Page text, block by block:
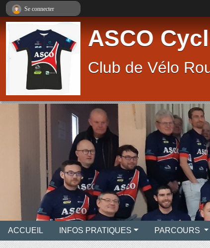
ASCO
Club de Vélo
ACCUEIL INFOS PRATIQUES PARCOURS
Se connecter
Panneau de gestion des cookies